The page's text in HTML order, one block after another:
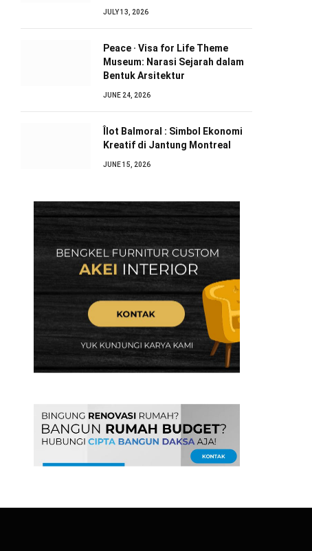
JULY 13, 2026
Peace · Visa for Life Theme
Museum: Narasi Sejarah dalam
Bentuk Arsitektur
JUNE 24, 2026
Îlot Balmoral : Simbol Ekonomi
Kreatif di Jantung Montreal
JUNE 15, 2026